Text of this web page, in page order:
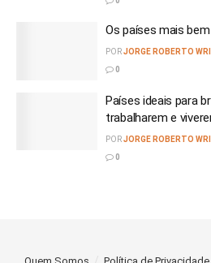
Os países mais
PORJORGE ROBERTO
0
Países ideais para
trabalharem e
PORJORGE ROBERTO
0